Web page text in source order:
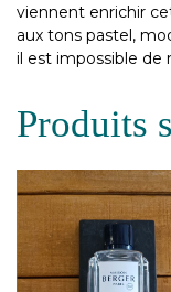
viennent enrichir
aux tons pastel,
il est impossible de
Produits